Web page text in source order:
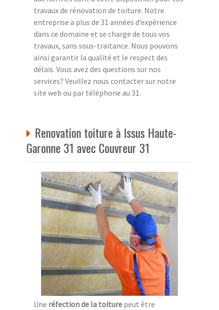
travaux de rénovation de toiture. Notre
entreprise a plus de 31 années d’expérience
dans ce domaine et se charge de tous vos
travaux, sans sous-traitance. Nous pouvons
ainsi garantir la qualité et le respect des
délais. Vous avez des questions sur nos
services? Veuillez nous contacter sur notre
site web ou par téléphone au 31.
Renovation toiture à Issus Haute-
Garonne 31 avec Couvreur 31
Une réfection de la toiture peut être